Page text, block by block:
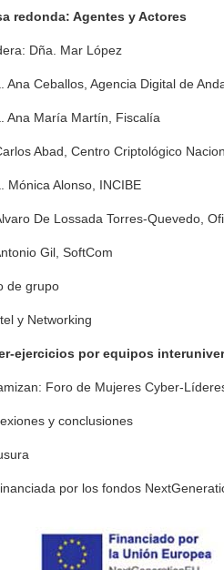
redonda: Agentes y Actores
Dña. Mar López
Ana Ceballos, Agencia Digital de
Ana María Martín, Fiscalía
Abad, Centro Criptológico
Mónica Alonso, INCIBE
De Lossada Torres-Quevedo,
Gil, SoftCom
de grupo
y Networking
ejercicios por equipos
Foro de Mujeres Cyber-
y conclusiones
por los fondos